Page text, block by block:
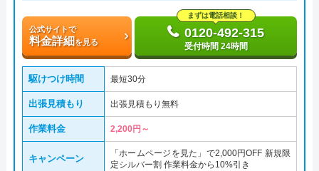
公式サイトで
料金詳細を見る
まずは電話相談！
0120-492-315
受付時間 24時間
駆けつけ時間 最短30分
出張見積もり 出張見積もり無料
作業料金 2,200円～
キャンペーン
「ホームページを見た」で2,000円OFF 新規限
定シルバー割 作業料金から10%引き